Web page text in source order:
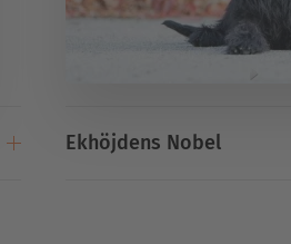
Ekhöjdens Nobel